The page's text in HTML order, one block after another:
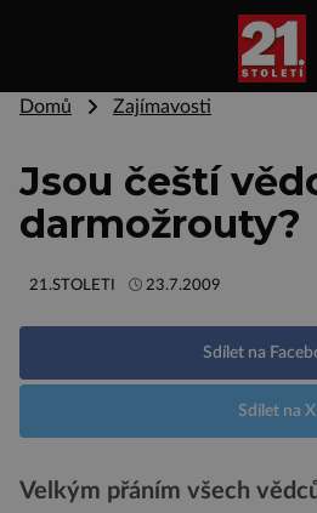
Domů Zajímavosti
Jsou čeští
darmožrouty?
21.STOLETI 23.7.2009
Sdílet na
Sdílet na X
Velkým přáním všech